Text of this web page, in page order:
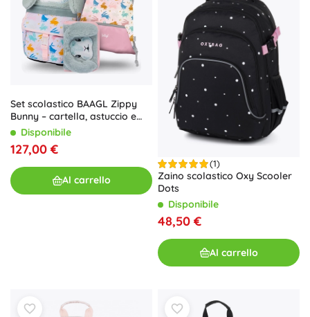
Set scolastico BAAGL Zippy
Bunny – cartella, astuccio e
sacca
Disponibile
127,00 €
Al carrello
(1)
Zaino scolastico Oxy Scooler
Dots
Disponibile
48,50 €
Al carrello